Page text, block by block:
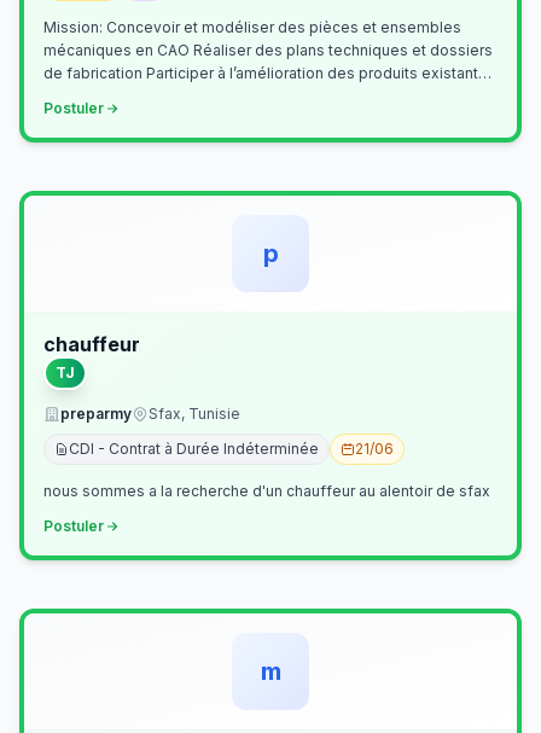
Mission: Concevoir et modéliser des pièces et ensembles
mécaniques en CAO Réaliser des plans techniques et dossiers
de fabrication Participer à l’amélioration des produits existants
Postuler
p
chauffeur
TJ
preparmy
Sfax, Tunisie
CDI - Contrat à Durée Indéterminée
21/06
nous sommes a la recherche d'un chauffeur au alentoir de sfax
Postuler
m